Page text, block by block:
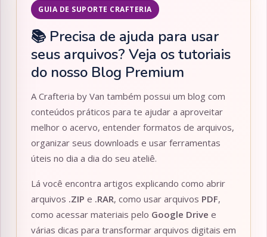
GUIA DE SUPORTE CRAFTERIA
📚 Precisa de ajuda para usar
seus arquivos? Veja os tutoriais
do nosso Blog Premium
A Crafteria by Van também possui um blog com
conteúdos práticos para te ajudar a aproveitar
melhor o acervo, entender formatos de arquivos,
organizar seus downloads e usar ferramentas
úteis no dia a dia do seu ateliê.
Lá você encontra artigos explicando como abrir
arquivos .ZIP e .RAR, como usar arquivos PDF,
como acessar materiais pelo Google Drive e
várias dicas para transformar arquivos digitais em